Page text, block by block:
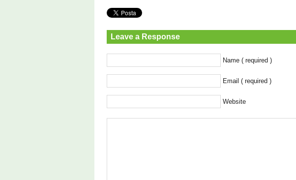
Leave a Response
Name ( required )
Email ( required )
Website